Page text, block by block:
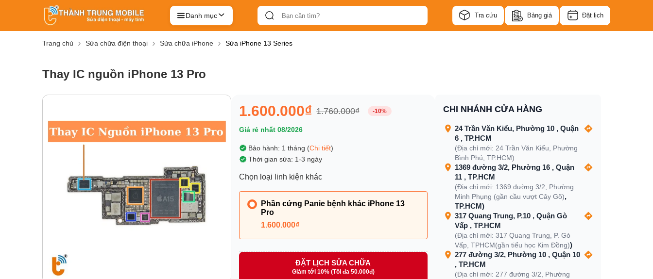
Danh mục Tra cứu Bảng giá Đặt lịch
Trang chủ Sửa chữa điện thoại Sửa chữa iPhone Sửa iPhone 13 Series
Thay IC nguồn iPhone 13 Pro
1.600.000₫ 1.760.000₫ -10%
Giá rẻ nhất 08/2026
Bảo hành: 1 tháng (Chi tiết)
Thời gian sửa: 1-3 ngày
Chọn loại linh kiện khác
Phần cứng Panie bệnh khác iPhone 13
Pro
1.600.000₫
ĐẶT LỊCH SỬA CHỮA
Giảm tới 10% (Tối đa 50.000đ)
CHI NHÁNH CỬA HÀNG
24 Trần Văn Kiểu, Phường 10 , Quận
6 , TP.HCM
(Địa chỉ mới: 24 Trần Văn Kiểu, Phường
Bình Phú, TP.HCM)
1369 đường 3/2, Phường 16 , Quận
11 , TP.HCM
(Địa chỉ mới: 1369 đường 3/2, Phường
Minh Phụng (gần cầu vượt Cây Gõ),
TP.HCM)
317 Quang Trung, P.10 , Quận Gò
Vấp , TP.HCM
(Địa chỉ mới: 317 Quang Trung, P. Gò
Vấp, TPHCM(gần tiểu học Kim Đồng))
277 đường 3/2, Phường 10 , Quận 10
, TP.HCM
(Địa chỉ mới: 277 đường 3/2, Phường